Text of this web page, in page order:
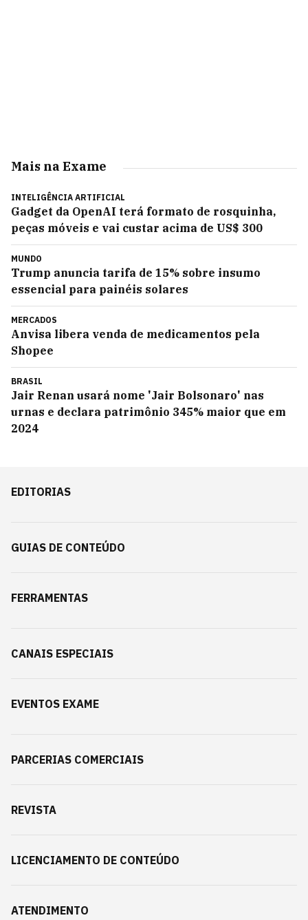
Mais na Exame
INTELIGÊNCIA ARTIFICIAL
Gadget da OpenAI terá formato de rosquinha,
peças móveis e vai custar acima de US$ 300
MUNDO
Trump anuncia tarifa de 15% sobre insumo
essencial para painéis solares
MERCADOS
Anvisa libera venda de medicamentos pela
Shopee
BRASIL
Jair Renan usará nome 'Jair Bolsonaro' nas
urnas e declara patrimônio 345% maior que em
2024
EDITORIAS
GUIAS DE CONTEÚDO
FERRAMENTAS
CANAIS ESPECIAIS
EVENTOS EXAME
PARCERIAS COMERCIAIS
REVISTA
LICENCIAMENTO DE CONTEÚDO
ATENDIMENTO